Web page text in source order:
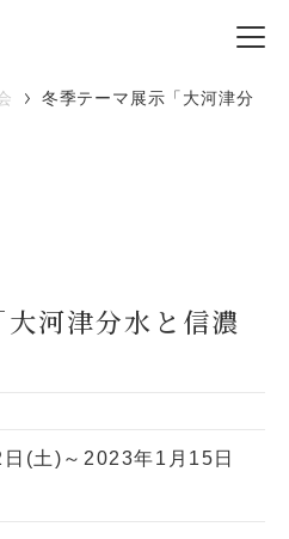
冬季テーマ展示「大河津分
河津分水と信濃
(土)～2023年1月15日